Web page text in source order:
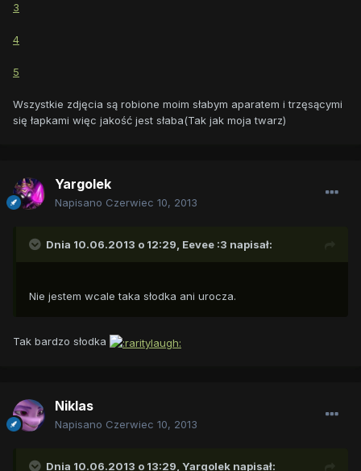
3
4
5
Wszystkie zdjęcia są robione moim słabym aparatem i trzęsącymi
się łapkami więc jakość jest słaba(Tak jak moja twarz)
Yargolek
Napisano Czerwiec 10, 2013
Dnia 10.06.2013 o 12:29, Eevee :3 napisał:
Nie jestem wcale taka słodka ani urocza.
Tak bardzo słodka
Niklas
Napisano Czerwiec 10, 2013
Dnia 10.06.2013 o 13:29, Yargolek napisał: